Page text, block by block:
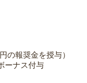
の報奨金を授与）
ーナス付与